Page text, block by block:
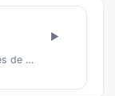
Qu'est-ce qui vous manque le plus près de chez vous ?Un marché de producteursDes commerces…